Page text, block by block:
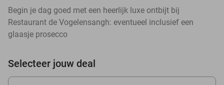
Begin je dag goed met een heerlijk luxe ontbijt bij
Restaurant de Vogelensangh: eventueel inclusief een
glaasje prosecco
Selecteer jouw deal